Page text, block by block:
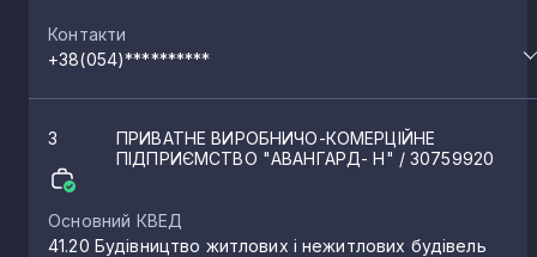
Контакти
+38(054)**********
3
ПРИВАТНЕ ВИРОБНИЧО-КОМЕРЦІЙНЕ
ПІДПРИЄМСТВО "АВАНГАРД- Н" / 30759920
Основний КВЕД
41.20 Будівництво житлових і нежитлових будівель